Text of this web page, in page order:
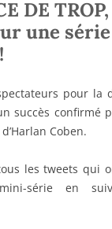
DE
une
pour la
succès confirmé
Coben.
les tweets qui
série en